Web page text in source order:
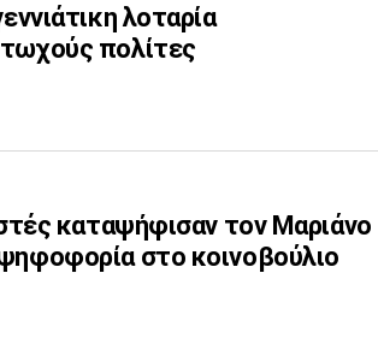
λοταρία
πολίτες
καταψήφισαν τον Μαριάνο
στο κοινοβούλιο